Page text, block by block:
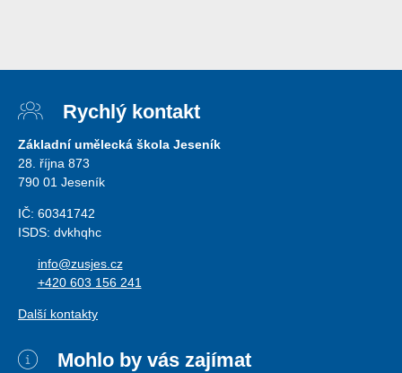
Rychlý kontakt
Základní umělecká škola Jeseník
28. října 873
790 01 Jeseník
IČ: 60341742
ISDS: dvkhqhc
info@zusjes.cz
+420 603 156 241
Další kontakty
Mohlo by vás zajímat